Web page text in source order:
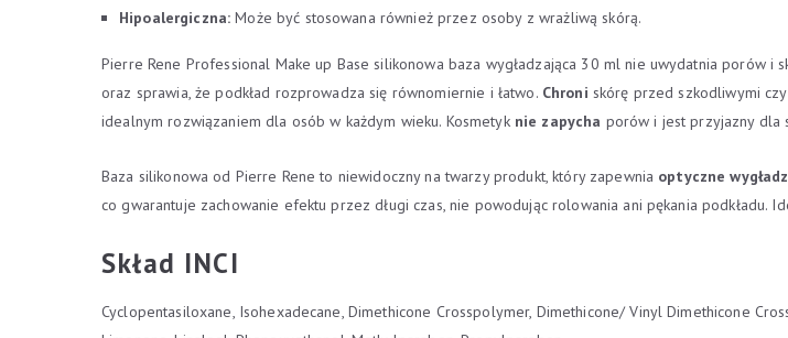
Hipoalergiczna: Może być stosowana również przez osoby z wrażliwą skórą.
Pierre Rene Professional Make up Base silikonowa baza wygładzająca 30 ml nie uwydatnia porów i
oraz sprawia, że podkład rozprowadza się równomiernie i łatwo. Chroni skórę przed szkodliwymi
idealnym rozwiązaniem dla osób w każdym wieku. Kosmetyk nie zapycha porów i jest przyjazny dla
Baza silikonowa od Pierre Rene to niewidoczny na twarzy produkt, który zapewnia optyczne
co gwarantuje zachowanie efektu przez długi czas, nie powodując rolowania ani pękania
Skład INCI
Cyclopentasiloxane, Isohexadecane, Dimethicone Crosspolymer, Dimethicone/ Vinyl Dimethicone